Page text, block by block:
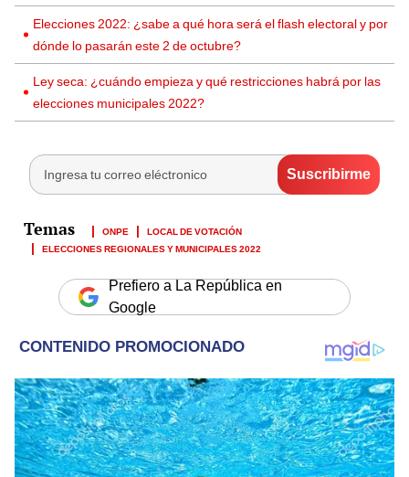
Elecciones 2022: ¿sabe a qué hora será el flash electoral y por
dónde lo pasarán este 2 de octubre?
Ley seca: ¿cuándo empieza y qué restricciones habrá por las
elecciones municipales 2022?
ONPE
LOCAL DE VOTACIÓN
ELECCIONES REGIONALES Y MUNICIPALES 2022
Prefiero a La República en
Google